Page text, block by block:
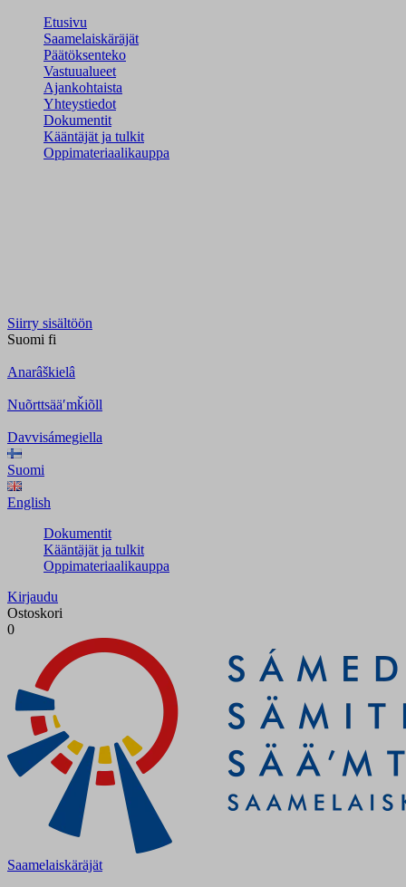
Etusivu
Saamelaiskäräjät
Päätöksenteko
Vastuualueet
Ajankohtaista
Yhteystiedot
Dokumentit
Kääntäjät ja tulkit
Oppimateriaalikauppa
Siirry sisältöön
Suomi fi
Anarâškielâ
Nuõrttsääʹmǩiõll
Davvisámegiella
Suomi
English
Dokumentit
Kääntäjät ja tulkit
Oppimateriaalikauppa
Kirjaudu
Ostoskori
0
Saamelaiskäräjät